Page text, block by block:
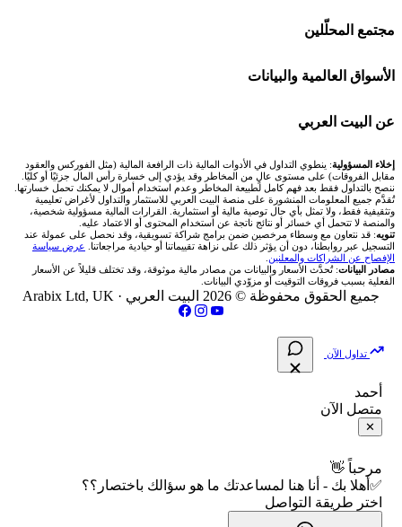
منصة بينانس
اكس تي بي XTB
انتراكتيف بروكرز IBKR
شركات تداول في الكويت
شركات تداول في قطر
شركات تداول في الأردن
شركات تداول في العراق
شركات تداول في فلسطين
🇸🇦 السوق السعودية
🇦🇪 أسواق الإمارات
🇪🇬 البورصة المصرية
🇶🇦 بورصة قطر
🇯🇴 بورصة عمّان
🇧🇭 بورصة البحرين
فلتر الأسهم الشرعي
📋 جميع الأسهم
🕌 الأسهم الحلال
🕌 حاسبة الزكاة
💱 محول العملات
🧮 حاسبة حجم اللوت
📊 حاسبة قيمة النقطة
💰 حاسبة ربح الفوركس
📌 حاسبة النقاط المحورية
📏 حاسبة حجم المركز
📈 حاسبة عائد التداول
📊 حاسبة الربح التراكمي
🧮 حاسبة متوسط سعر السهم
📅 التقويم الاقتصادي
مجتمع المحلّلين
🧱 حائط المجتمع
🏆 لوحة المحلّلين
✍️ اكتب تحليلك
الأسواق العالمية والبيانات
🌐 المؤشرات العالمية
🥇 سعر الذهب اليوم
🥇 أسعار الذهب والمعادن
💱 أسعار العملات والفوركس
💵 سعر الريال السعودي في مصر
📅 المؤشرات الاقتصادية
عن البيت العربي
من نحن
تواصل معنا
فريق المؤلفين
مقالات تعليمية
سياسة تقييم الشركات
الإبلاغ عن شركة نصابة
شروط الاستخدام
سياسة الخصوصية
إخلاء المسؤولية: ينطوي التداول في الأدوات المالية ذات الرافعة المالية (مثل الفوركس والعقود
مقابل الفروقات) على مستوى عالٍ من المخاطر وقد يؤدي إلى خسارة رأس المال جزئيًا أو كليًا.
ننصح بالتداول فقط بعد فهم كامل لطبيعة المخاطر وعدم استخدام أموال لا يمكنك تحمل خسارتها.
تُقدَّم جميع المعلومات المنشورة على منصة البيت العربي للاستثمار والتداول لأغراض تعليمية
وتثقيفية فقط، ولا تمثل بأي حال توصية مالية أو استثمارية. القرارات المالية مسؤولية شخصية،
والمنصة لا تتحمل أي خسائر أو نتائج ناتجة عن استخدام المحتوى أو الاعتماد عليه.
تنويه: قد نتعاون مع وسطاء مرخصين ضمن برامج شراكة تسويقية، وقد نحصل على عمولة عند
التسجيل عبر روابطنا، دون أن يؤثر ذلك على نزاهة تقييماتنا أو حيادية مراجعاتنا. عرض سياسة
الإفصاح عن الشراكات والمعلنين
مصادر البيانات: تُحدَّث الأسعار والبيانات من مصادر مالية موثوقة، وقد تختلف قليلاً عن الأسعار
الفعلية بسبب فروقات التوقيت أو مزوّدي البيانات.
جميع الحقوق محفوظة © 2026 البيت العربي · Arabix Ltd, UK
تداول الآن
أحمد
متصل الآن
✕
مرحباً 👋
✅أهلا بك - أنا هنا لمساعدتك ما هو سؤالك باختصار؟؟
اختر طريقة التواصل